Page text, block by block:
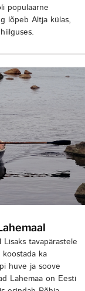
populaarne
lõpeb Altja külas,
tavapärastele
ka
huve ja soove
Lahemaa on Eesti